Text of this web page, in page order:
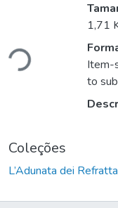
1,71
Item-
to
Coleções
L’Adunata dei